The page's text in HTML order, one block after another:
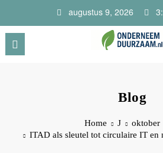
de
inhoud
augustus 9, 2026
Blog
Home J oktober
ITAD als sleutel tot circulaire IT en